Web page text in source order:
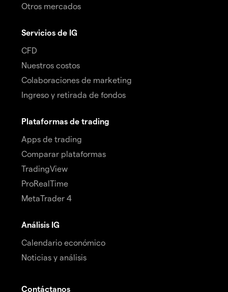
Otros mercados
Servicios de IG
CFD
Nuestros costos
Colaboraciones de marketing
Ingreso y retirada de fondos
Plataformas de trading
Apps de trading
Comparar plataformas
TradingView
ProRealTime
MetaTrader 4
Análisis IG
Calendario económico
Noticias y análisis
Contáctanos